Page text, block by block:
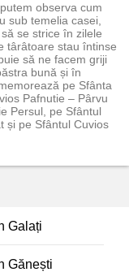
observa cum
sub temelia casei,
se strice în zilele
târâtoare stau întinse
să ne facem griji
bună și în
pe Sfânta
Pafnutie – Pârvu
Persul, pe Sfântul
și pe Sfântul Cuvios
Galați
Gănești